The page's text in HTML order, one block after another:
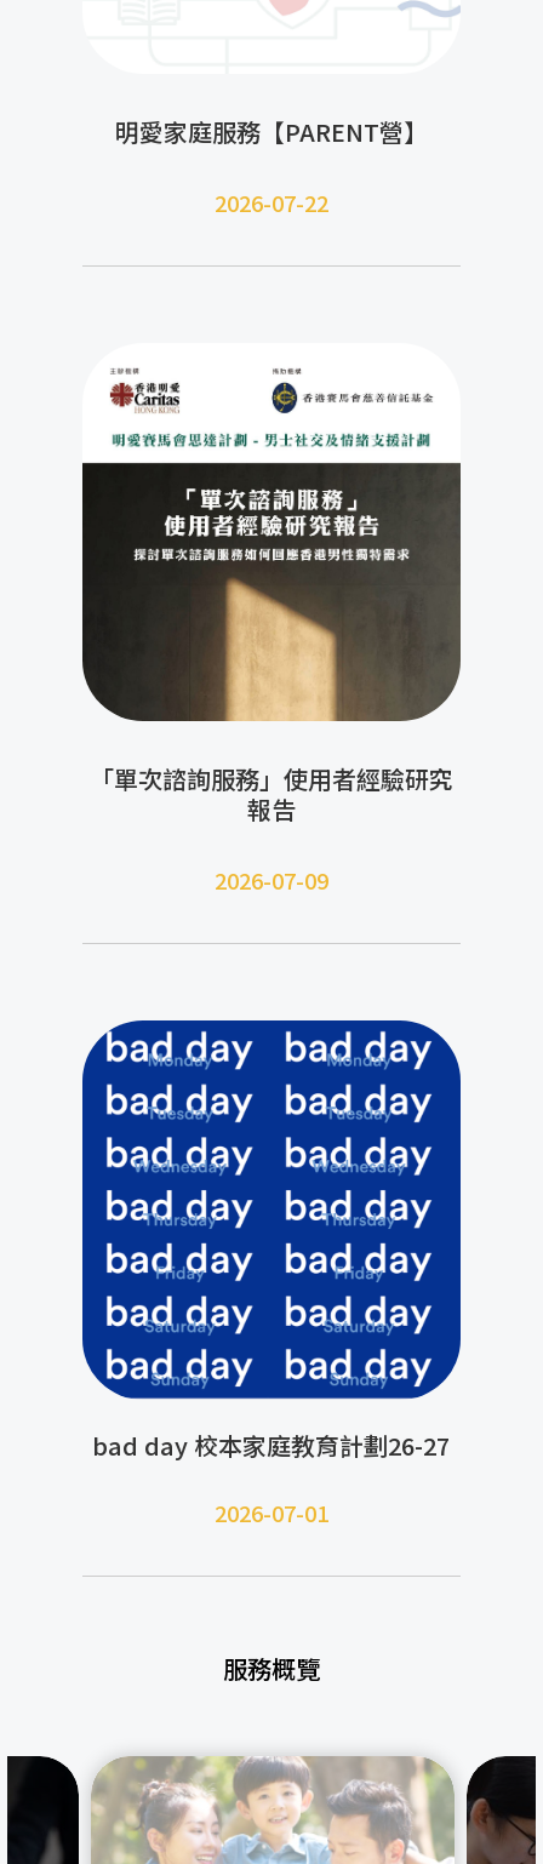
明愛家庭服務【PARENT營】
2026-07-22
「單次諮詢服務」使用者經驗研究
報告
2026-07-09
bad day 校本家庭教育計劃26-27
2026-07-01
服務概覽